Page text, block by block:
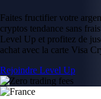
Faites fructifier votre
cryptos tendance sans
Level Up et profitez de
achat avec la carte Visa
Rejoindre Level Up